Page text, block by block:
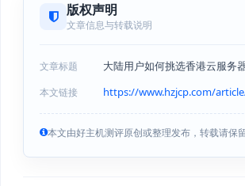
版权声明
文章信息与转载说明
文章标题 大陆用户如何挑选香港云服务
本文链接 https://www.hzjcp.com/
本文由好主机测评原创或整理发布，转载请保